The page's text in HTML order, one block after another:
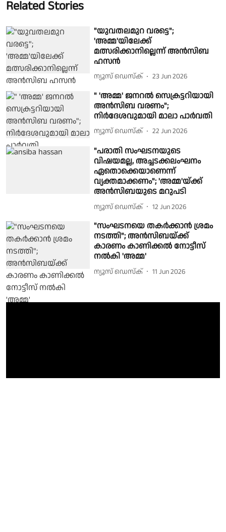
Related Stories
"യുവതലമുറ വരട്ടെ";
'അമ്മ'യിലേക്ക്
മത്സരിക്കാനില്ലെന്ന് അൻസിബ
ഹസൻ
ന്യൂസ് ഡെസ്ക് 23 Jun 2026
" 'അമ്മ' ജനറൽ സെക്രട്ടറിയായി
അൻസിബ വരണം";
നിർദേശവുമായി മാലാ പാർവതി
ന്യൂസ് ഡെസ്ക് 22 Jun 2026
"പരാതി സംഘടനയുടെ
വിഷയമല്ല, അച്ചടക്കലംഘനം
ഏതൊക്കെയാണെന്ന്
വ്യക്തമാക്കണം"; 'അമ്മ'യ്ക്ക്
അന്‍സിബയുടെ മറുപടി
ന്യൂസ് ഡെസ്ക് 12 Jun 2026
"സംഘടനയെ തകർക്കാൻ ശ്രമം
നടത്തി"; അൻസിബയ്ക്ക്
കാരണം കാണിക്കൽ നോട്ടീസ്
നൽകി 'അമ്മ'
ന്യൂസ് ഡെസ്ക് 11 Jun 2026